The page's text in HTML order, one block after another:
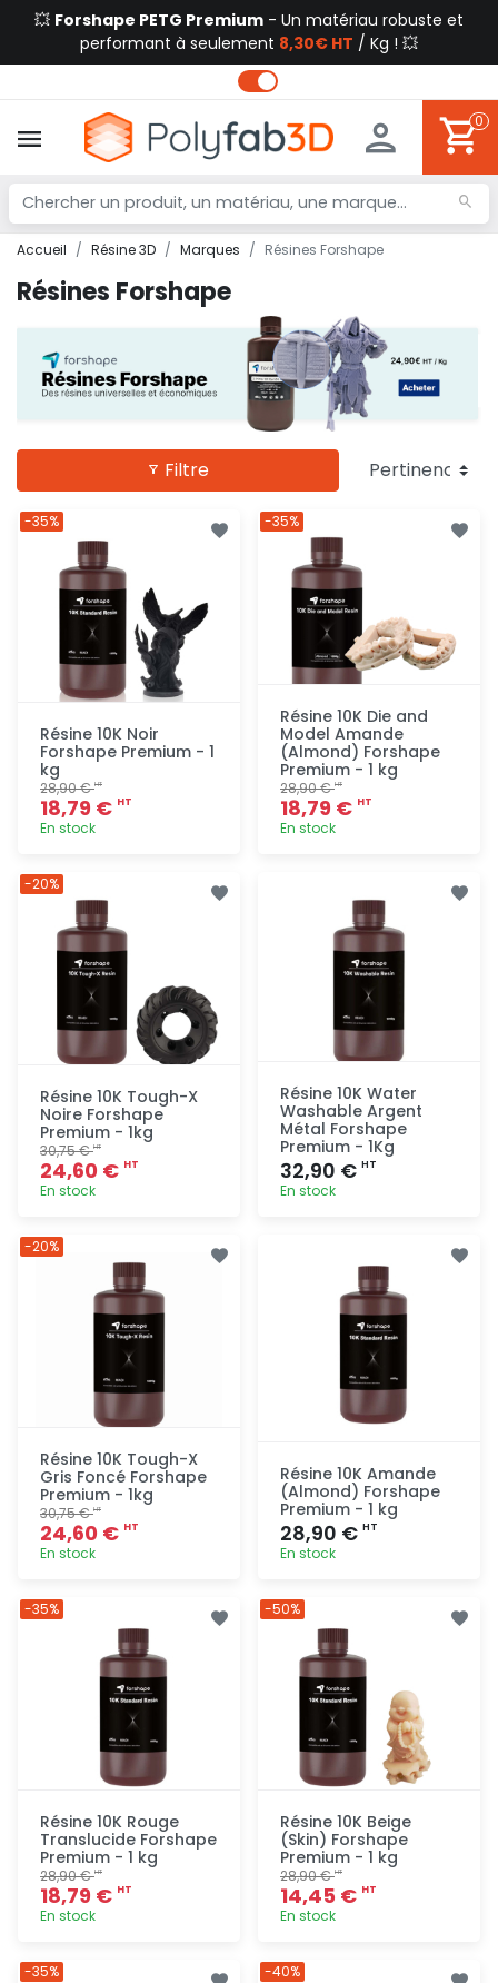
💥 Forshape PETG Premium - Un matériau robuste et
performant à seulement 8,30€ HT / Kg ! 💥
0
Accueil Résine 3D Marques Résines Forshape
Résines Forshape
Filtre
Résine 10K Noir
Forshape Premium - 1
kg
28,90 €HT
18,79 € HT
En stock
-35%
Résine 10K Die and
Model Amande
(Almond) Forshape
Premium - 1 kg
28,90 €HT
18,79 € HT
En stock
rapide
-35%
Résine 10K Tough-X
Noire Forshape
Premium - 1kg
30,75 €HT
24,60 € HT
En stock
rapide
-20%
Résine 10K Water
Washable Argent
Métal Forshape
Premium - 1Kg
32,90 € HT
En stock
rapide
Résine 10K Tough-X
Gris Foncé Forshape
Premium - 1kg
30,75 €HT
24,60 € HT
En stock
rapide
-20%
Résine 10K Amande
(Almond) Forshape
Premium - 1 kg
28,90 € HT
En stock
Résine 10K Rouge
Translucide Forshape
Premium - 1 kg
28,90 €HT
18,79 € HT
En stock
-35%
Résine 10K Beige
(Skin) Forshape
Premium - 1 kg
28,90 €HT
14,45 € HT
En stock
-50%
-35% -40%